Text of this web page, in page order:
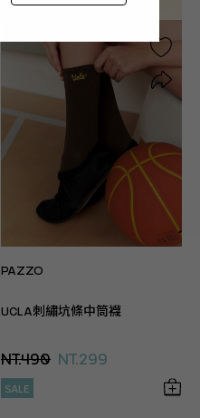
PAZZO
UCLA刺繡坑條中筒襪
NT.490 NT.299
SALE